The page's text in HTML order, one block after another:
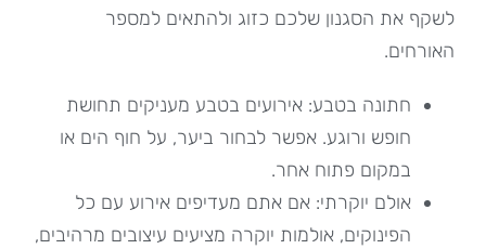
לשקף את הסגנון שלכם כזוג ולהתאים למספר
האורחים.
חתונה בטבע: אירועים בטבע מעניקים תחושת
חופש ורוגע. אפשר לבחור ביער, על חוף הים או
במקום פתוח אחר.
אולם יוקרתי: אם אתם מעדיפים אירוע עם כל
הפינוקים, אולמות יוקרה מציעים עיצובים מרהיבים,